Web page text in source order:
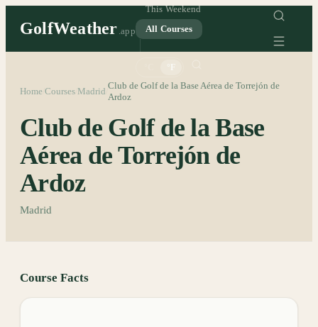
GolfWeather .app
This Weekend
All Courses
Home Courses Madrid
Club de Golf de la Base Aérea de Torrejón de
Ardoz
Club de Golf de la Base
Aérea de Torrejón de
Ardoz
Madrid
Course Facts